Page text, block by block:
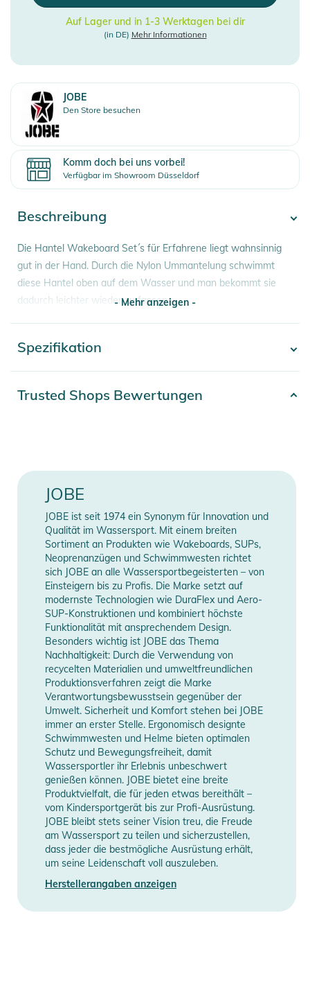
Auf Lager und in 1-3 Werktagen bei dir
(in DE) Mehr Informationen
JOBE
Den Store besuchen
Komm doch bei uns vorbei!
Verfügbar im Showroom Düsseldorf
Beschreibung
Die Hantel Wakeboard Set´s für Erfahrene liegt wahnsinnig
gut in der Hand. Durch die Nylon Ummantelung schwimmt
diese Hantel oben auf dem Wasser und man bekommt sie
dadurch leichter wieder zu fassen.
- Hantel: 15inch
- Hantelgriff mit Nylon
Sicherheitshinweise
Gebrauchsanweisungen, Sicherheitshinweise und Warnungen
finden Sie direkt am Produkt.
- Mehr anzeigen -
Spezifikation
Manufacturer
Information
Herstellerangaben
anzeigen
Trusted Shops Bewertungen
JOBE
JOBE ist seit 1974 ein Synonym für Innovation und
Qualität im Wassersport. Mit einem breiten
Sortiment an Produkten wie Wakeboards, SUPs,
Neoprenanzügen und Schwimmwesten richtet
sich JOBE an alle Wassersportbegeisterten – von
Einsteigern bis zu Profis. Die Marke setzt auf
modernste Technologien wie DuraFlex und Aero-
SUP-Konstruktionen und kombiniert höchste
Funktionalität mit ansprechendem Design.
Besonders wichtig ist JOBE das Thema
Nachhaltigkeit: Durch die Verwendung von
recycelten Materialien und umweltfreundlichen
Produktionsverfahren zeigt die Marke
Verantwortungsbewusstsein gegenüber der
Umwelt. Sicherheit und Komfort stehen bei JOBE
immer an erster Stelle. Ergonomisch designte
Schwimmwesten und Helme bieten optimalen
Schutz und Bewegungsfreiheit, damit
Wassersportler ihr Erlebnis unbeschwert
genießen können. JOBE bietet eine breite
Produktvielfalt, die für jeden etwas bereithält –
vom Kindersportgerät bis zur Profi-Ausrüstung.
JOBE bleibt stets seiner Vision treu, die Freude
am Wassersport zu teilen und sicherzustellen,
dass jeder die bestmögliche Ausrüstung erhält,
um seine Leidenschaft voll auszuleben.
Herstellerangaben anzeigen